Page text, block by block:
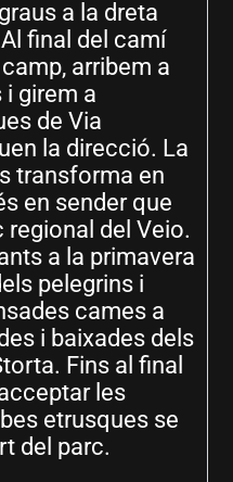
a la dreta
final del camí
arribem a
girem a
de Via
la direcció. La
transforma en
en sender que
regional del Veio.
a la primavera
pelegrins i
cames a
i baixades dels
Fins al final
les
etrusques se
del parc.